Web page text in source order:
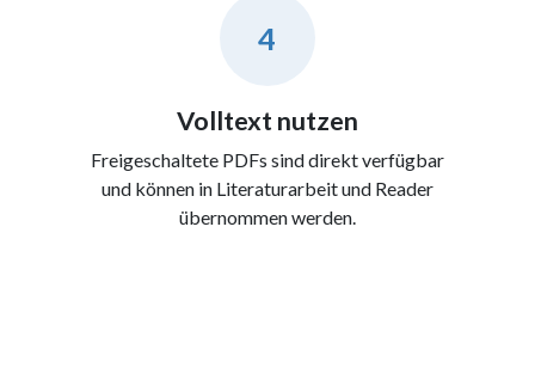
4
Volltext nutzen
Freigeschaltete PDFs sind direkt verfügbar
und können in Literaturarbeit und Reader
übernommen werden.